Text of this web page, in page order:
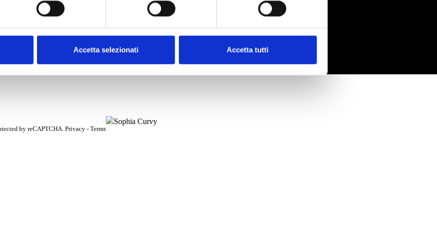
Accetta selezionati Accetta tutti
by reCAPTCHA. Privacy - Terms